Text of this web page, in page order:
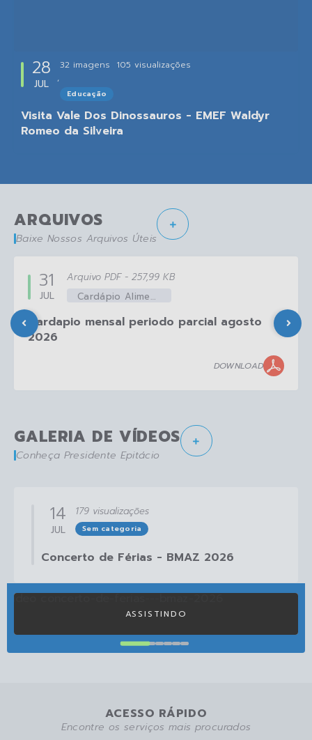
Educação
28
JUL
Visita Vale Dos Dinossauros - EMEF Waldyr
Romeo da Silveira
105 visualizações
32 imagens
ARQUIVOS
Baixe Nossos Arquivos Úteis
Cardapio mensal periodo parcial agosto
2026
Cardápio Alimentação Escolar
31
JUL
PDF 257,99 KB
DOWNLOAD
GALERIA DE VÍDEOS
Conheça Presidente Epitácio
Sem categoria
14
JUL
Concerto de Férias - BMAZ 2026
179 visualizações
ACESSO RÁPIDO
Encontre os serviços mais procurados